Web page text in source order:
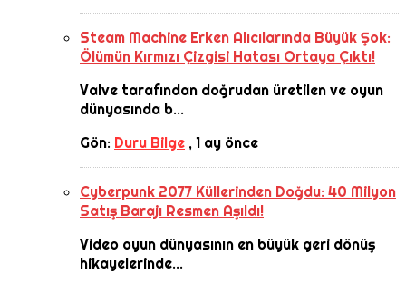
Steam Machine Erken Alıcılarında Büyük Şok:
Ölümün Kırmızı Çizgisi Hatası Ortaya Çıktı!
Valve tarafından doğrudan üretilen ve oyun
dünyasında b...
Gön: Duru Bilge ,1 ay önce
Cyberpunk 2077 Küllerinden Doğdu: 40 Milyon
Satış Barajı Resmen Aşıldı!
Video oyun dünyasının en büyük geri dönüş
hikayelerinde...